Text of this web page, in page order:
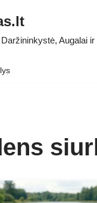
Augalai ir